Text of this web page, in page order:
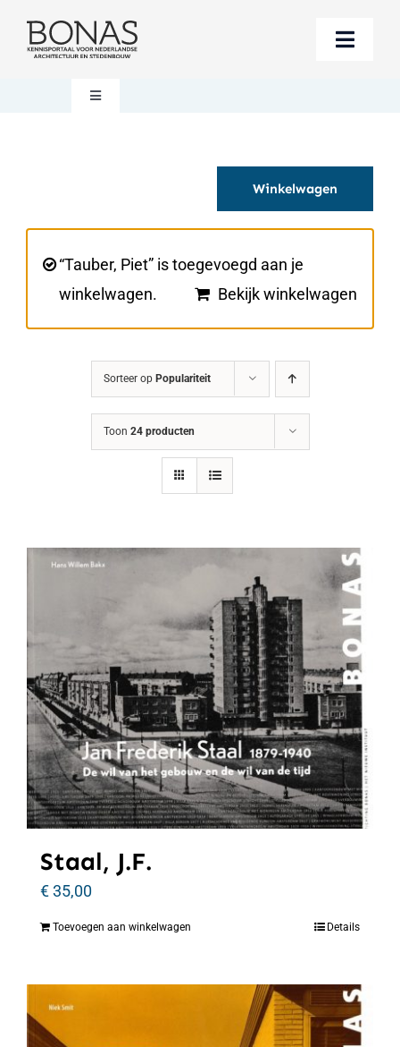
naar
Toggle
Berichten
Steun BONAS
Toggle
Winkelwagen
Winkelwagen
“Tauber, Piet” is toegevoegd aan je
winkelwagen.
Bekijk winkelwagen
Sorteer op Populariteit
Toon 24 producten
Staal, J.F.
€35,00
Toevoegen aan winkelwagen Details